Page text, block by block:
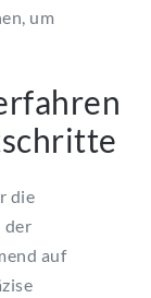
um
die
der
auf